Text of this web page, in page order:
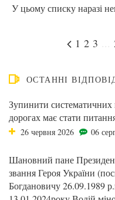
У цьому списку наразі
1 2 3
ОСТАННІ
Зупинити
дорогах має стати
26 червня 2026 06
Шановний пане
звання Героя України
Богдановичу 26.09.1989